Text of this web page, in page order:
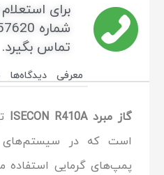
برای
شماره
تماس بگیرد.
معرفی دیدگاه‌ها
گاز مبرد ISECON R410A
است که در سیستم‌های
پمپ‌های گرمایی استفاده